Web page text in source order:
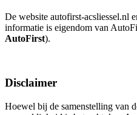
De website autofirst-acsliessel.nl
informatie is eigendom van
AutoFirst).
Disclaimer
Hoewel bij de samenstelling van